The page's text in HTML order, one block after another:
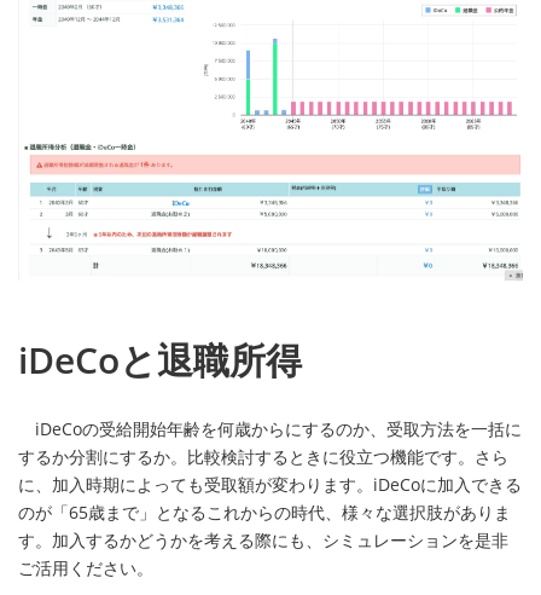
iDeCoと退職所得
iDeCoの受給開始年齢を何歳からにするのか、受取方法を一括に
するか分割にするか。比較検討するときに役立つ機能です。さら
に、加入時期によっても受取額が変わります。iDeCoに加入できる
のが「65歳まで」となるこれからの時代、様々な選択肢がありま
す。加入するかどうかを考える際にも、シミュレーションを是非
ご活用ください。